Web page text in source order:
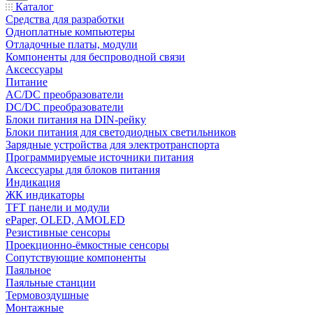
Каталог
Средства для разработки
Одноплатные компьютеры
Отладочные платы, модули
Компоненты для беспроводной связи
Аксессуары
Питание
AC/DC преобразователи
DC/DC преобразователи
Блоки питания на DIN-рейку
Блоки питания для светодиодных светильников
Зарядные устройства для электротранспорта
Программируемые источники питания
Аксессуары для блоков питания
Индикация
ЖК индикаторы
TFT панели и модули
ePaper, OLED, AMOLED
Резистивные сенсоры
Проекционно-ёмкостные сенсоры
Сопутствующие компоненты
Паяльное
Паяльные станции
Термовоздушные
Монтажные